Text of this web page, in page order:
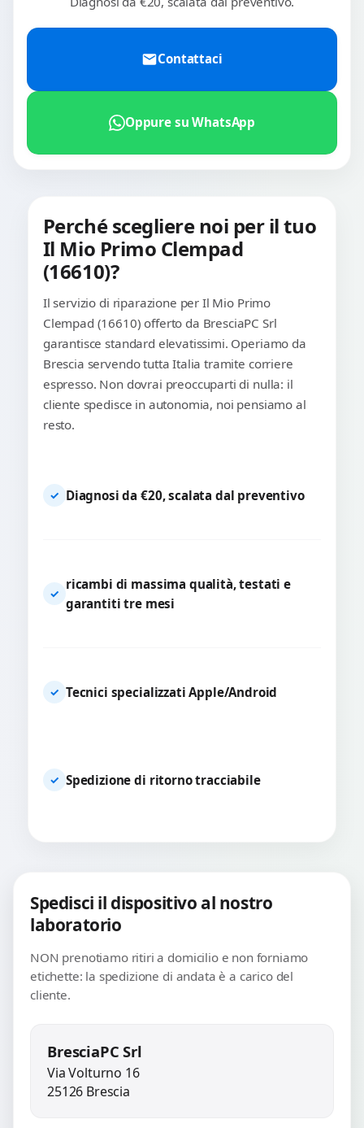
Contattaci
Oppure su WhatsApp
Perché scegliere noi per il tuo
Il Mio Primo Clempad
(16610)?
Il servizio di riparazione per Il Mio Primo
Clempad (16610) offerto da BresciaPC Srl
garantisce standard elevatissimi. Operiamo da
Brescia servendo tutta Italia tramite corriere
espresso. Non dovrai preoccuparti di nulla: il
cliente spedisce in autonomia, noi pensiamo al
resto.
✓ Diagnosi da €20, scalata dal preventivo
✓
ricambi di massima qualità, testati e
garantiti tre mesi
✓ Tecnici specializzati Apple/Android
✓ Spedizione di ritorno tracciabile
Spedisci il dispositivo al nostro
laboratorio
NON prenotiamo ritiri a domicilio e non forniamo
etichette: la spedizione di andata è a carico del
cliente.
BresciaPC Srl
Via Volturno 16
25126 Brescia